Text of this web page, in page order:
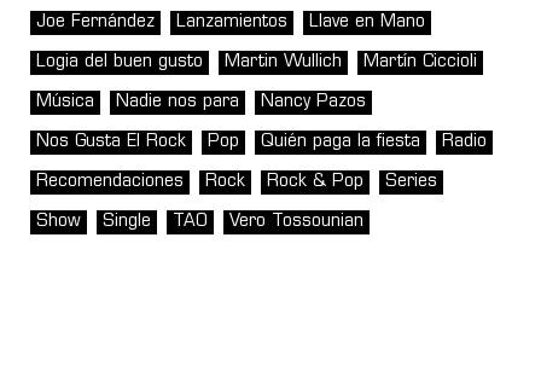
Joe Fernández Lanzamientos Llave en Mano
Logia del buen gusto Martin Wullich Martín Ciccioli
Música Nadie nos para Nancy Pazos
Nos Gusta El Rock Pop Quién paga la fiesta Radio
Recomendaciones Rock Rock & Pop Series
Show Single TAO Vero Tossounian